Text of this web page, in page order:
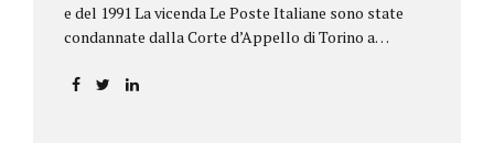
e del 1991 La vicenda Le Poste Italiane sono state
condannate dalla Corte d’Appello di Torino a
per oltre 193.000,00 euro: la sentenza ribalta la